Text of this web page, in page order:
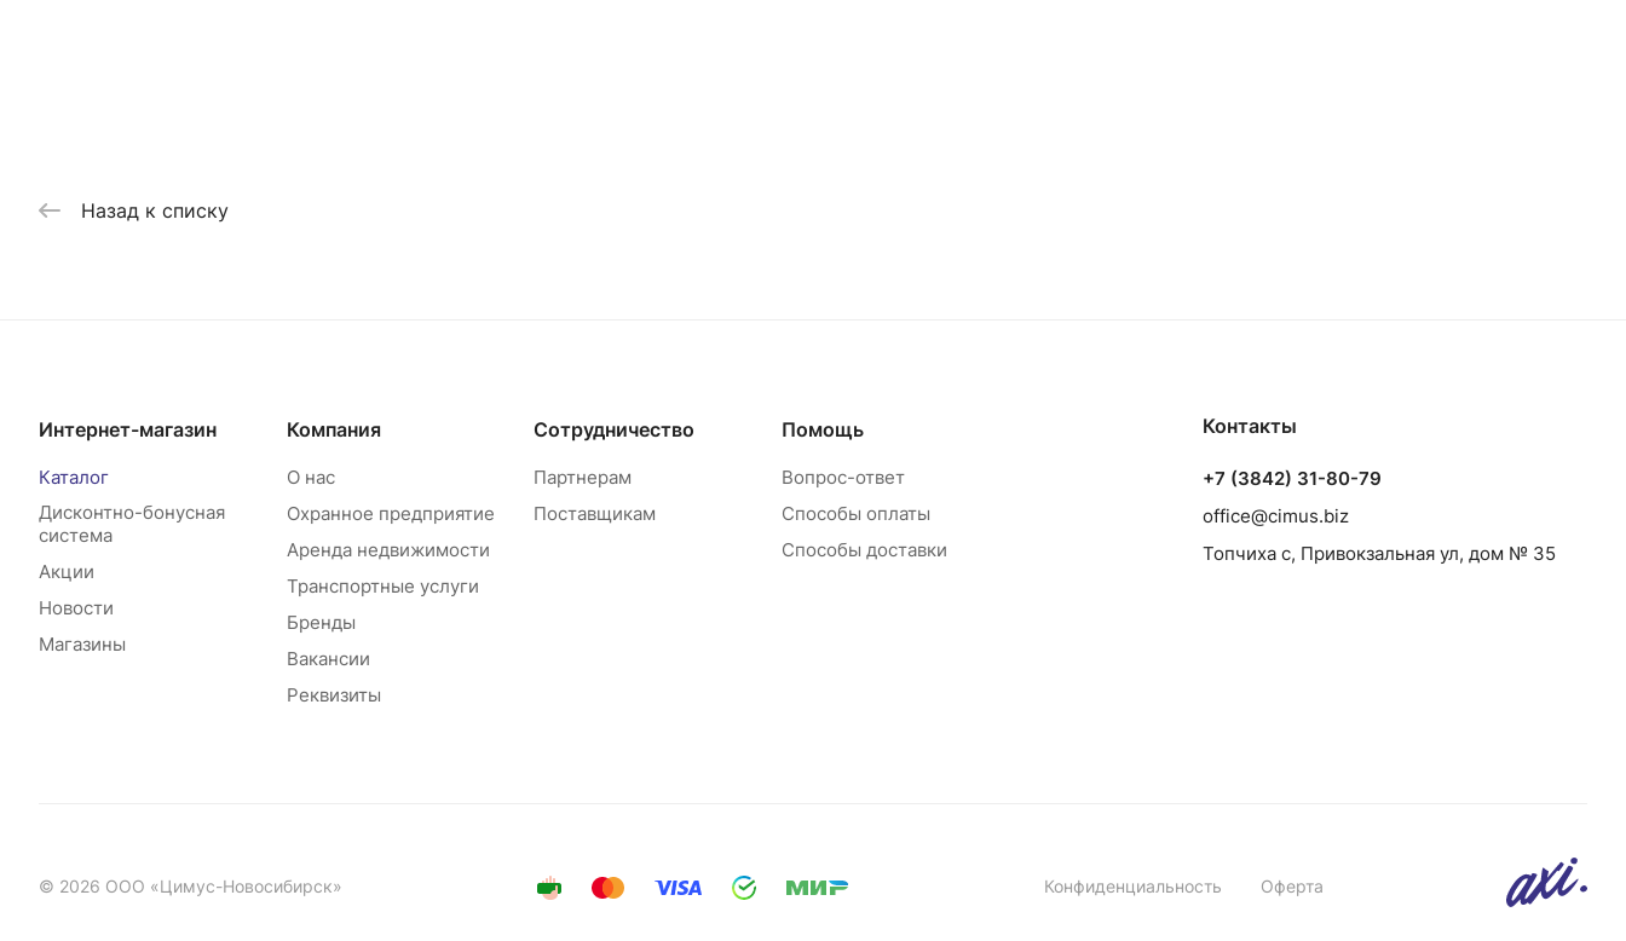
Назад к списку
Интернет-магазин
Каталог
Дисконтно-бонусная
система
Акции
Новости
Магазины
Компания
О нас
Охранное предприятие
Аренда недвижимости
Транспортные услуги
Бренды
Вакансии
Реквизиты
Сотрудничество
Партнерам
Поставщикам
Помощь
Вопрос-ответ
Способы оплаты
Способы доставки
Контакты
+7 (3842) 31-80-79
office@cimus.biz
Топчиха с, Привокзальная ул, дом № 35
© 2026 ООО «Цимус-Новосибирск» Конфиденциальность Оферта